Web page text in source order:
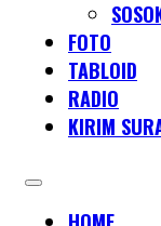
FOTO
TABLOID
RADIO
KIRIM